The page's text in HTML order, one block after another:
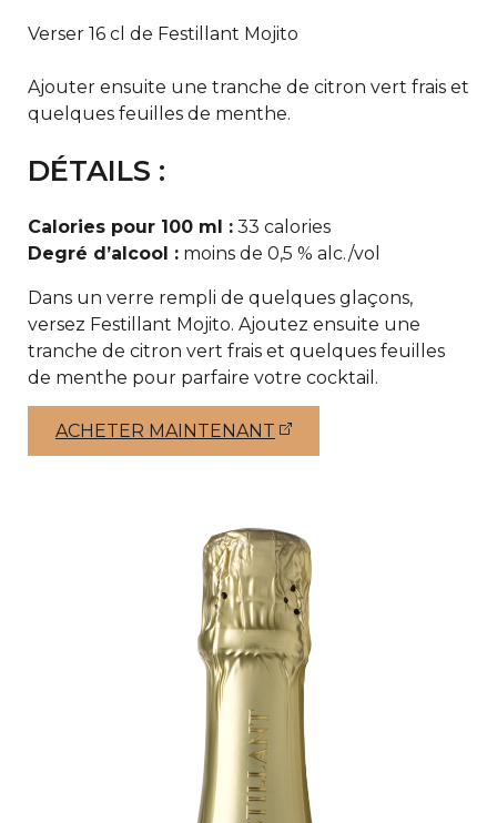
Verser 16 cl de Festillant Mojito
Ajouter ensuite une tranche de citron vert frais et
quelques feuilles de menthe.
DÉTAILS :
Calories pour 100 ml : 33 calories
Degré d’alcool : moins de 0,5 % alc./vol
Dans un verre rempli de quelques glaçons,
versez Festillant Mojito. Ajoutez ensuite une
tranche de citron vert frais et quelques feuilles
de menthe pour parfaire votre cocktail.
ACHETER MAINTENANT